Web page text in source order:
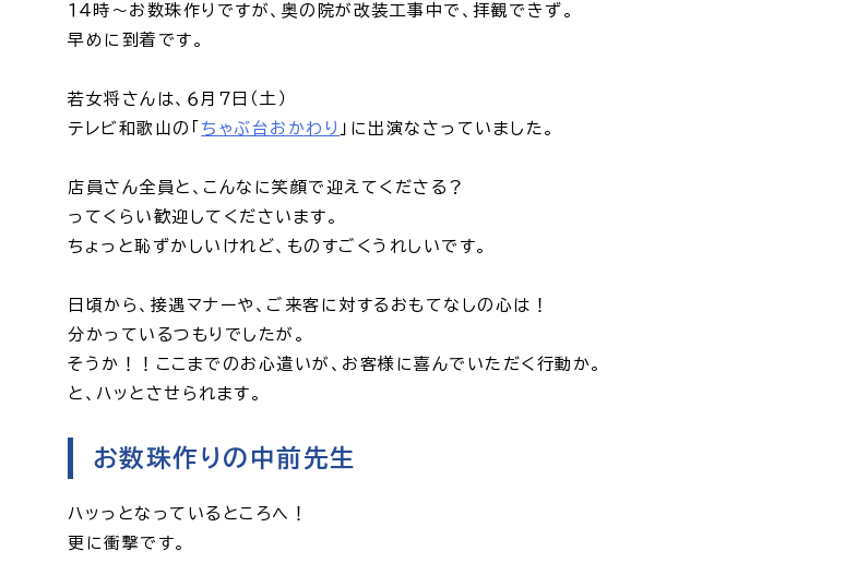
１４時～お数珠作りですが、奥の院が改装工事中で、拝観できず。
早めに到着です。
若女将さんは、６月７日（土）
テレビ和歌山の「 ちゃぶ台おかわり 」に出演なさっていました。
店員さん全員と、こんなに笑顔で迎えてくださる？
ってくらい歓迎してくださいます。
ちょっと恥ずかしいけれど、ものすごくうれしいです。
日頃から、接遇マナーや、ご来客に対するおもてなしの心は！
分かっているつもりでしたが。
そうか！！ここまでのお心遣いが、お客様に喜んでいただく行動か。
と、ハッとさせられます。
お数珠作りの中前先生
ハッっとなっているところへ！
更に衝撃です。